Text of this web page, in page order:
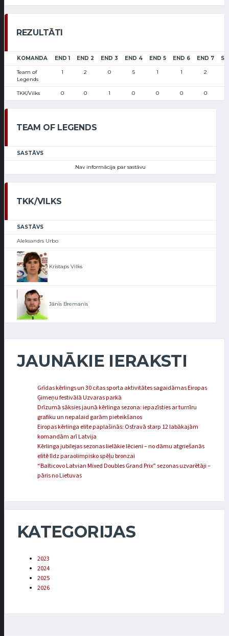
REZULTĀTI
KOMANDA END 1 END 2 END 3 END 4 END 5 END 6 END 7
Team of
Legends
1 2 0 5 1 1 2
TKK/Vilks 0 0 1 0 0 0 0
TEAM OF LEGENDS
SASTĀVS
Nav informācija par sastāvu
TKK/VILKS
SASTĀVS
Aleksandrs Urbo
Kristaps Vilks
Jānis Bremanis
JAUNĀKIE IERAKSTI
Grīdas kērlings un 30 citas sporta aktivitātes sagaidāmas Eiropas
Ģimeņu festivālā Uzvaras parkā
Drīzumā sāksies jaunā kērlinga sezona: iepazīsties ar turnīru
grafiku un nepalaid garām pieteikšanos
Eiropas kērlinga elite paplašinās: Ostravā starp 12 labākajām
komandām arī Latvija
Kērlinga jubilejas sezonas lielākie lēcieni – no dāmu atgriešanās
elitē līdz paraolimpisko spēļu bronzai
“Balticovo Latvian Mixed Doubles Grand Prix” sezonas uzvarētāji –
pāris no Lietuvas
KATEGORIJAS
2023
2024
2025
2026